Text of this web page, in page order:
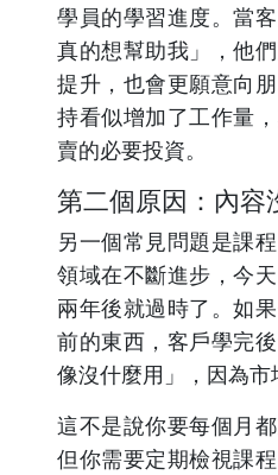
學員的學習進度。當
真的想幫助我」，他
提升，也會更願意向
持看似增加了工作量
賣的必要投資。
第二個原因：內容
另一個常見問題是課
領域在不斷進步，今
兩年後就過時了。如
前的東西，客戶學完
像沒什麼用」，因為市
這不是說你要每個月
但你需要定期檢視課